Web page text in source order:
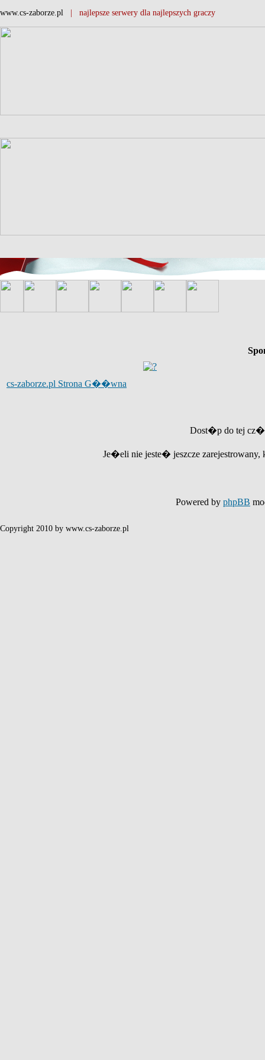
www.cs-zaborze.pl | najlepsze serwery dla najlepszych graczy
cs-zaborze.pl Strona G��wna
Dost�p do tej
Je�eli nie jeste� jeszcze
Powered by phpBB
Copyright 2010 by www.cs-zaborze.pl